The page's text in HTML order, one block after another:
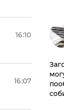
16:10
16:07